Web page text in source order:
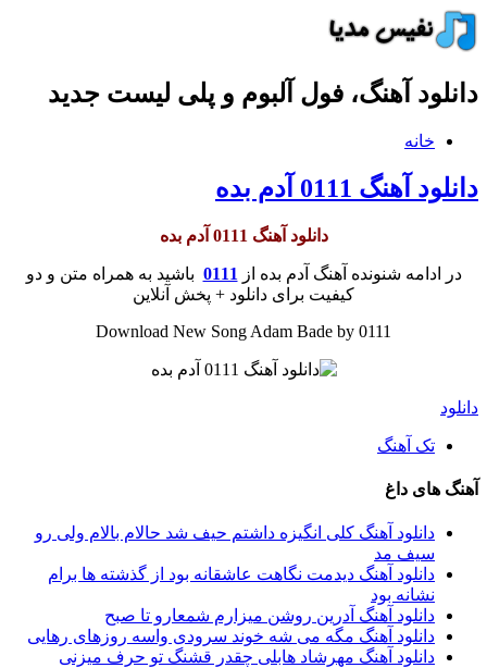
دانلود آهنگ، فول آلبوم و پلی لیست جدید
خانه
دانلود آهنگ 0111 آدم بده
دانلود آهنگ 0111 آدم بده
در ادامه شنونده آهنگ آدم بده از 0111 باشید به همراه متن و دو
کیفیت برای دانلود + پخش آنلاین
Download New Song Adam Bade by 0111
دانلود
تک آهنگ
آهنگ های داغ
دانلود آهنگ کلی انگیزه داشتم حیف شد حالام بالام ولی رو
سیف مد
دانلود آهنگ دیدمت نگاهت عاشقانه بود از گذشته ها برام
نشانه بود
دانلود آهنگ آدرین روشن میزارم شمعارو تا صبح
دانلود آهنگ مگه می شه خوند سرودی واسه روزهای رهایی
دانلود آهنگ مهرشاد هابلی چقدر قشنگ تو حرف میزنی